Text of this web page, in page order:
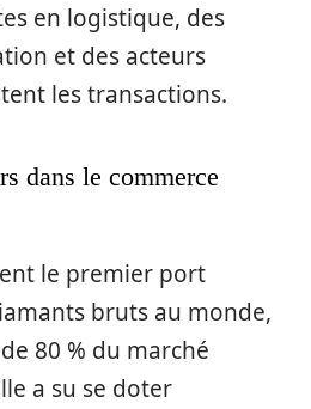
en logistique, des
et des acteurs
les transactions.
dans le commerce
le premier port
bruts au monde,
80 % du marché
a su se doter